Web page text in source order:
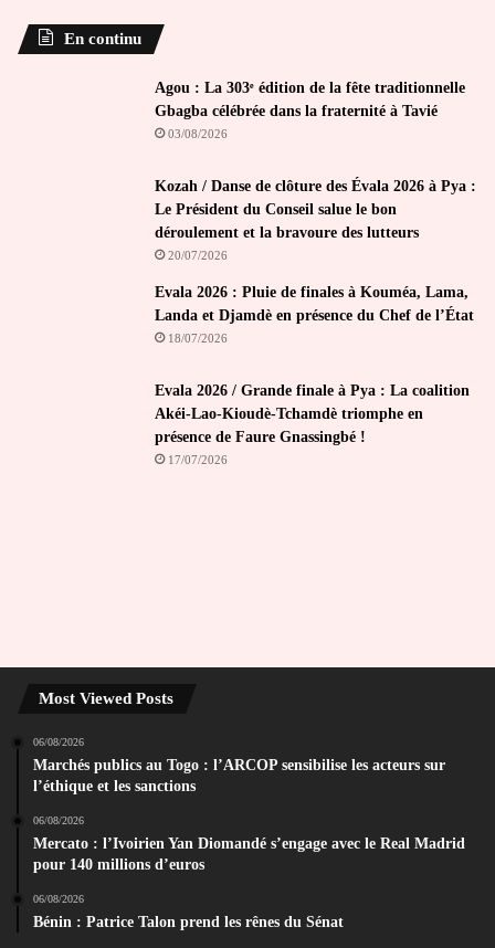
En continu
Agou : La 303ᵉ édition de la fête traditionnelle
Gbagba célébrée dans la fraternité à Tavié
03/08/2026
Kozah / Danse de clôture des Évala 2026 à Pya :
Le Président du Conseil salue le bon
déroulement et la bravoure des lutteurs
20/07/2026
Evala 2026 : Pluie de finales à Kouméa, Lama,
Landa et Djamdè en présence du Chef de l’État
18/07/2026
Evala 2026 / Grande finale à Pya : La coalition
Akéi-Lao-Kioudè-Tchamdè triomphe en
présence de Faure Gnassingbé !
17/07/2026
Most Viewed Posts
06/08/2026
Marchés publics au Togo : l’ARCOP sensibilise les acteurs sur
l’éthique et les sanctions
06/08/2026
Mercato : l’Ivoirien Yan Diomandé s’engage avec le Real Madrid
pour 140 millions d’euros
06/08/2026
Bénin : Patrice Talon prend les rênes du Sénat